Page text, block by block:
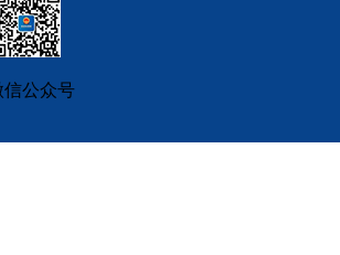
信公众号